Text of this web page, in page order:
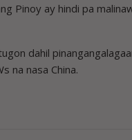
Pinoy ay hindi pa
dahil
na nasa China.